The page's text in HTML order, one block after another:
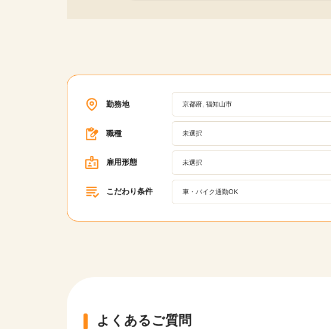
勤務地 京都府, 福知山市
職種 未選択
雇用形態 未選択
こだわり条件 車・バイク通勤OK
よくあるご質問